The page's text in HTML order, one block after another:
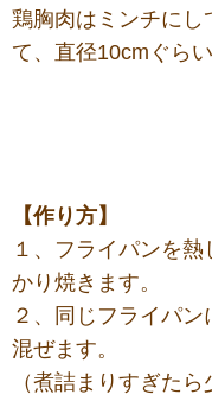
鶏胸肉はミンチにし
て、直径10cmぐら
【作り方】
１、フライパンを
かり焼きます。
２、同じフライパン
混ぜます。
（煮詰まりすぎたら